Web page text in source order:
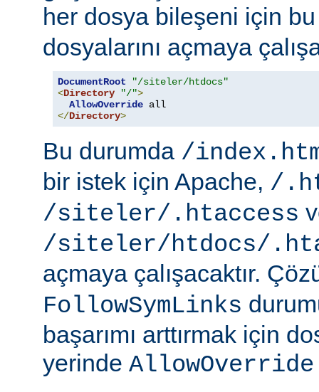
her dosya bileşeni için
dosyalarını açmaya
DocumentRoot
"/siteler/htdocs"
<Directory "/">
AllowOverride
</Directory>
Bu durumda /
bir istek için Apache, /
/siteler/.htaccess
/siteler/htdocs/
açmaya çalışacaktır.
FollowSymLinks
başarımı arttırmak için
yerinde AllowOverride